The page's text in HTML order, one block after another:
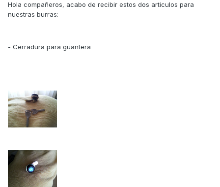
Hola compañeros, acabo de recibir estos dos articulos para
nuestras burras:
- Cerradura para guantera